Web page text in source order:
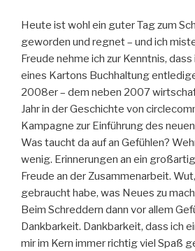
Heute ist wohl ein guter Tag zum
geworden und regnet – und ich
Freude nehme ich zur Kenntnis,
eines Kartons Buchhaltung
2008er – dem neben 2007
Jahr in der Geschichte von
Kampagne zur Einführung des
Was taucht da auf an Gefühlen?
wenig. Erinnerungen an ein
Freude an der Zusammenarbeit.
gebraucht habe, was Neues zu
Beim Schreddern dann vor allem
Dankbarkeit. Dankbarkeit, dass ich
mir im Kern immer richtig viel Spaß